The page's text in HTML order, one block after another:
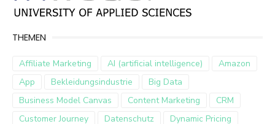
THEMEN
Affiliate Marketing AI (artificial intelligence)
Amazon
App
Bekleidungsindustrie
Big Data
Business Model Canvas
Content Marketing
CRM
Customer Journey
Datenschutz
Dynamic Pricing